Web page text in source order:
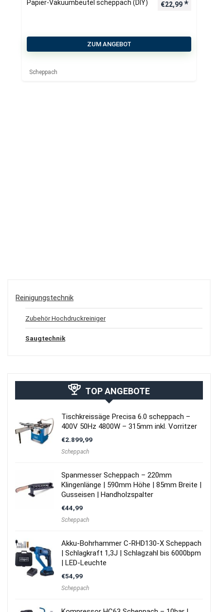
Papier-Vakuumbeutel scheppach (DIY) €22,99
ZUM ANGEBOT
Scheppach
Reinigungstechnik
Zubehör Hochdruckreiniger
Saugtechnik
TOP ANGEBOTE
Tischkreissäge Precisa 6.0 scheppach –
400V 50Hz 4800W – 315mm inkl. Vorritzer
€2.899,99
Scheppach
Spanmesser Scheppach – 220mm
Klingenlänge | 590mm Höhe | 85mm Breite |
Gusseisen | Handholzspalter
€44,99
Scheppach
Akku-Bohrhammer C-RHD130-X Scheppach
| Schlagkraft 1,3J | Schlagzahl bis 6000bpm
| LED-Leuchte
€54,99
Scheppach